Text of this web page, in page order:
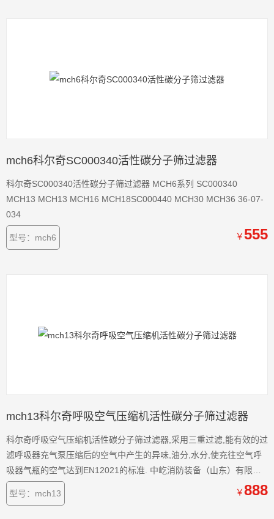
mch6科尔奇SC000340活性碳分子筛过滤器
科尔奇SC000340活性碳分子筛过滤器 MCH6系列 SC000340
MCH13 MCH13 MCH16 MCH18SC000440 MCH30 MCH36 36-07-
034
型号：mch6 ￥555
mch13科尔奇呼吸空气压缩机活性碳分子筛过滤器
科尔奇呼吸空气压缩机活性碳分子筛过滤器,采用三重过滤,能有效的过
滤呼吸器充气泵压缩后的空气中产生的异味,油分,水分,使充往空气呼
吸器气瓶的空气达到EN12021的标准. 中屹消防装备（山东）有限公
司提供及时、周到的售后服务，只要服务热线，我们服务人员将在短
的间内回复您的电话，并立即前往处理，公司将负责提供原厂零配件,
型号：mch13 ￥888